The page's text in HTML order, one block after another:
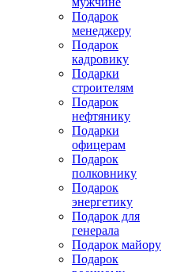
Подарок
менеджеру
Подарок
кадровику
Подарки
строителям
Подарок
нефтянику
Подарки
офицерам
Подарок
полковнику
Подарок
энергетику
Подарок для
генерала
Подарок майору
Подарок